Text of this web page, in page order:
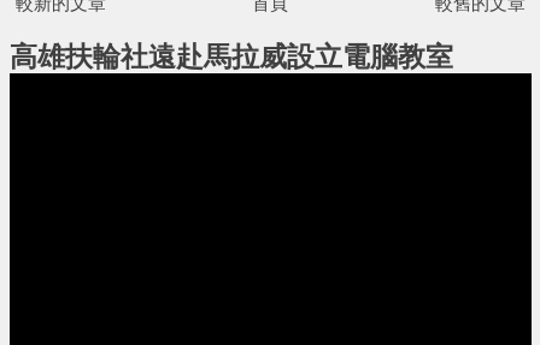
高雄扶輪社遠赴馬拉威設立電腦教室